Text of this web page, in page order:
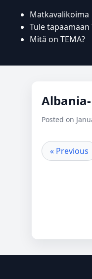
Matkavalikoima
Tule tapaamaan
Mitä on TEMA?
Posted on
« Previous